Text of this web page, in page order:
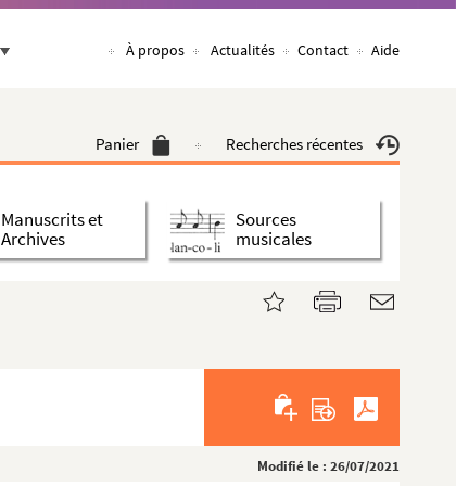
À propos Actualités Contact Aide
Panier Recherches récentes
Manuscrits et
Archives
Sources
musicales
Modifié le : 26/07/2021